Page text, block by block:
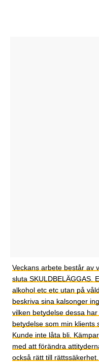
Veckans arbete består av
sluta SKULDBELÄGGAS.
alkohol etc etc utan på
beskriva sina kalsonger
vilken betydelse dessa
betydelse som min klients
Kunde inte låta bli.
med att förändra
också rätt till